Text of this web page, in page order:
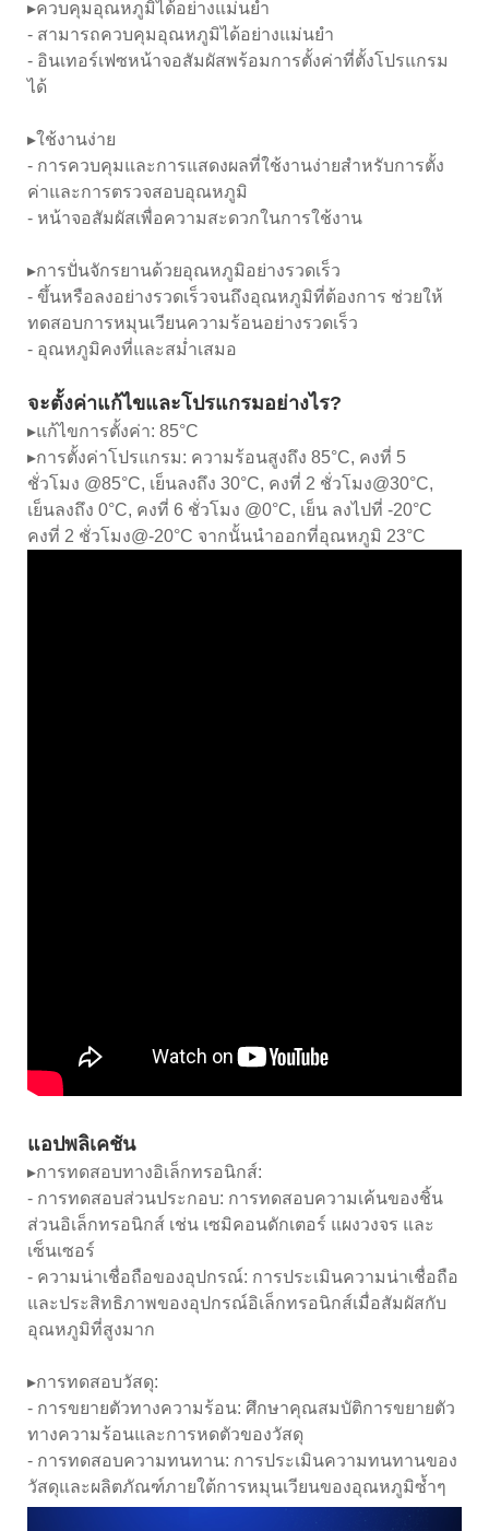
▸ควบคุมอุณหภูมิได้อย่างแม่นยำ
- สามารถควบคุมอุณหภูมิได้อย่างแม่นยำ
- อินเทอร์เฟซหน้าจอสัมผัสพร้อมการตั้งค่าที่ตั้งโปรแกรม
ได้
▸ใช้งานง่าย
- การควบคุมและการแสดงผลที่ใช้งานง่ายสำหรับการตั้ง
ค่าและการตรวจสอบอุณหภูมิ
- หน้าจอสัมผัสเพื่อความสะดวกในการใช้งาน
▸การปั่นจักรยานด้วยอุณหภูมิอย่างรวดเร็ว
- ขึ้นหรือลงอย่างรวดเร็วจนถึงอุณหภูมิที่ต้องการ ช่วยให้
ทดสอบการหมุนเวียนความร้อนอย่างรวดเร็ว
- อุณหภูมิคงที่และสม่ำเสมอ
จะตั้งค่าแก้ไขและโปรแกรมอย่างไร?
▸แก้ไขการตั้งค่า: 85°C
▸การตั้งค่าโปรแกรม: ความร้อนสูงถึง 85°C, คงที่ 5
ชั่วโมง @85°C, เย็นลงถึง 30°C, คงที่ 2 ชั่วโมง@30°C,
เย็นลงถึง 0°C, คงที่ 6 ชั่วโมง @0°C, เย็น ลงไปที่ -20°C
คงที่ 2 ชั่วโมง@-20°C จากนั้นนำออกที่อุณหภูมิ 23°C
แอปพลิเคชัน
▸การทดสอบทางอิเล็กทรอนิกส์:
- การทดสอบส่วนประกอบ: การทดสอบความเค้นของชิ้น
ส่วนอิเล็กทรอนิกส์ เช่น เซมิคอนดักเตอร์ แผงวงจร และ
เซ็นเซอร์
- ความน่าเชื่อถือของอุปกรณ์: การประเมินความน่าเชื่อถือ
และประสิทธิภาพของอุปกรณ์อิเล็กทรอนิกส์เมื่อสัมผัสกับ
อุณหภูมิที่สูงมาก
▸การทดสอบวัสดุ:
- การขยายตัวทางความร้อน: ศึกษาคุณสมบัติการขยายตัว
ทางความร้อนและการหดตัวของวัสดุ
- การทดสอบความทนทาน: การประเมินความทนทานของ
วัสดุและผลิตภัณฑ์ภายใต้การหมุนเวียนของอุณหภูมิซ้ำๆ